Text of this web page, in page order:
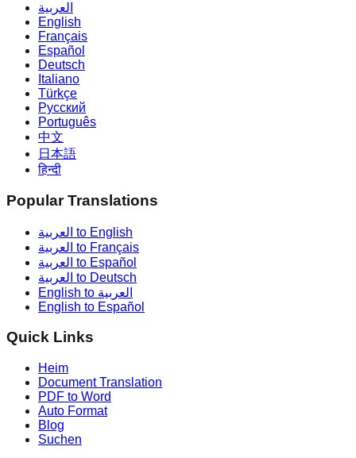
العربية
English
Français
Español
Deutsch
Italiano
Türkçe
Русский
Português
中文
日本語
हिन्दी
Popular Translations
العربية to English
العربية to Français
العربية to Español
العربية to Deutsch
English to العربية
English to Español
Quick Links
Heim
Document Translation
PDF to Word
Auto Format
Blog
Suchen